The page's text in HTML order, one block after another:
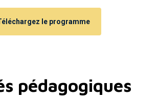
le programme
pédagogiques